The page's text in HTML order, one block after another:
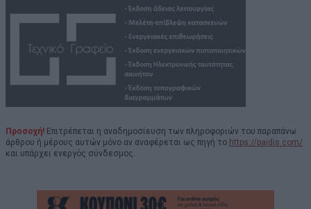
Προσοχή! Επιτρέπεται η αναδημοσίευση των πληροφοριών του παραπάνω
άρθρου ή μέρους αυτών μόνο αν αναφέρεται ως πηγή το https://paidis.com/
και υπάρχει ενεργός σύνδεσμος.